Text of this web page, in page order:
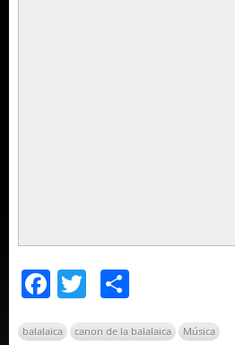
Facebook
Twitter
balalaica canon de la balalaica Música